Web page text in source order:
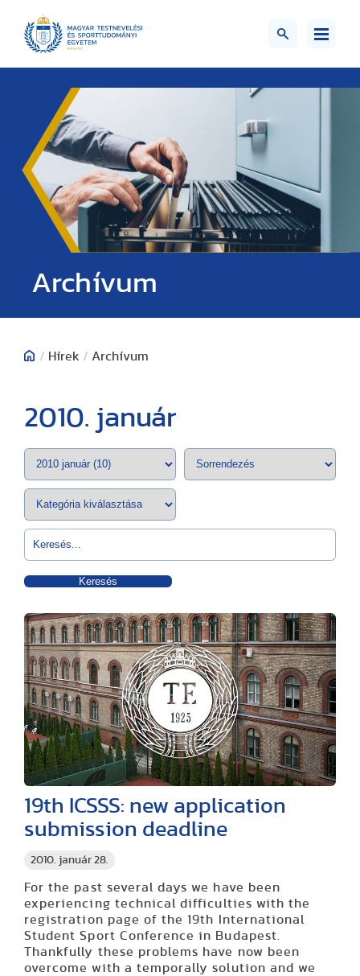
Archívum
/ Hírek / Archívum
2010. január
Keresés
2010. január 28.
19th ICSSS: new application
submission deadline
For the past several days we have been
experiencing technical difficulties with the
registration page of the 19th International
Student Sport Conference in Budapest.
Thankfully these problems have now been
overcome with a temporally solution and we